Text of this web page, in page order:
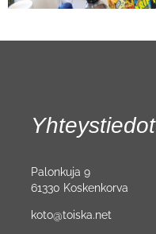
Yhteystiedot
Palonkuja 9
61330 Koskenkorva
koto@toiska.net